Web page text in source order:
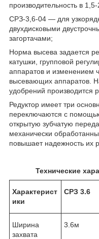
производительность в 1,5-
СРЗ-3,6-04 — для
двухдисковыми
загортачами;
Норма высева задается
катушки, групповой
аппаратов и изменением
высевающих аппаратов.
удобрений производится
Редуктор имеет три
переключаются с
открытую зубчатую
механически
повышает надежность их
Технические
Характерист
ики
СРЗ 3.6
Ширина
захвата
3.6м